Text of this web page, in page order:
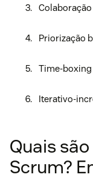
Colaboração
Priorização
Time-boxing
Iterativo-
Quais
Scrum?